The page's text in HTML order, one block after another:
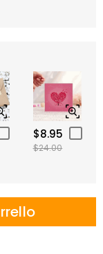
$8.95
$24.00